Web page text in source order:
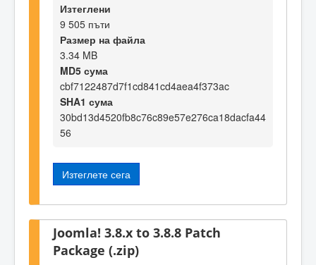
Изтеглени
9 505 пъти
Размер на файла
3.34 MB
MD5 сума
cbf7122487d7f1cd841cd4aea4f373ac
SHA1 сума
30bd13d4520fb8c76c89e57e276ca18dacfa44
56
Изтеглете сега
Joomla! 3.8.x to 3.8.8 Patch
Package (.zip)